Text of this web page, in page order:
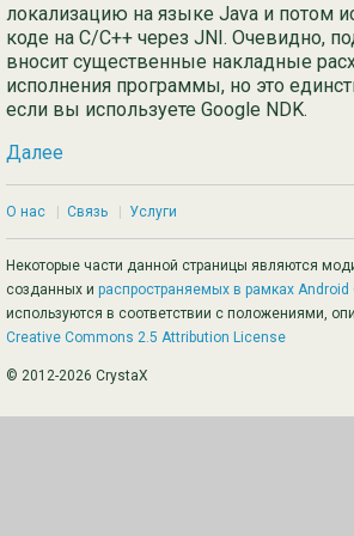
локализацию на языке Java и потом
коде на C/C++ через JNI. Очевидно,
вносит существенные накладные
исполнения программы, но это
если вы используете Google NDK.
Далее
О нас | Связь | Услуги
Некоторые части данной страницы являются
созданных и распространяемых в рамках Android
используются в соответствии с положениями,
Creative Commons 2.5 Attribution License
© 2012-2026 CrystaX